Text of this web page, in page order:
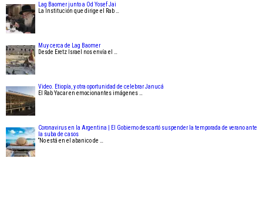
Lag Baomer junto a Od Yosef Jai
La Institución que dirige el Rab …
Muy cerca de Lag Baomer
Desde Eretz Israel nos envía el …
Video. Etiopía, y otra oportunidad de celebrar Janucá
El Rab Yacar en emocionantes imágenes …
Coronavirus en la Argentina | El Gobierno descartó suspender la temporada de verano ante
la suba de casos
“No está en el abanico de …